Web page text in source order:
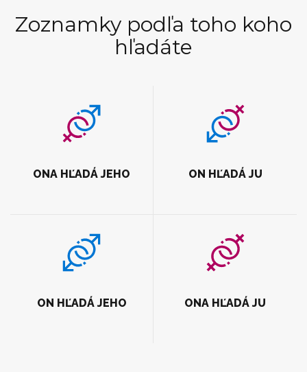
Zoznamky podľa toho koho
hľadáte
ONA HĽADÁ JEHO ON HĽADÁ JU
ON HĽADÁ JEHO ONA HĽADÁ JU